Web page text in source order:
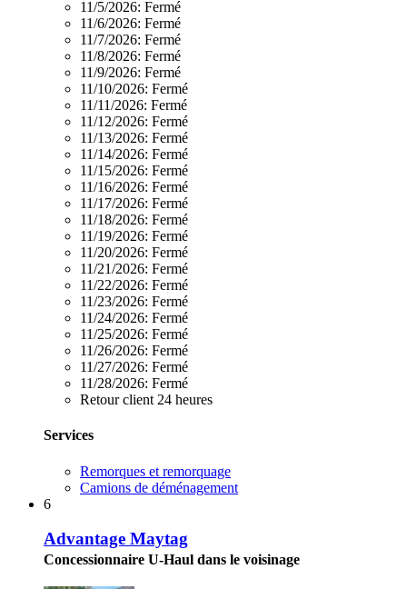
11/5/2026: Fermé
11/6/2026: Fermé
11/7/2026: Fermé
11/8/2026: Fermé
11/9/2026: Fermé
11/10/2026: Fermé
11/11/2026: Fermé
11/12/2026: Fermé
11/13/2026: Fermé
11/14/2026: Fermé
11/15/2026: Fermé
11/16/2026: Fermé
11/17/2026: Fermé
11/18/2026: Fermé
11/19/2026: Fermé
11/20/2026: Fermé
11/21/2026: Fermé
11/22/2026: Fermé
11/23/2026: Fermé
11/24/2026: Fermé
11/25/2026: Fermé
11/26/2026: Fermé
11/27/2026: Fermé
11/28/2026: Fermé
Retour client 24 heures
Services
Remorques et remorquage
Camions de déménagement
6
Advantage Maytag
Concessionnaire U-Haul dans le voisinage